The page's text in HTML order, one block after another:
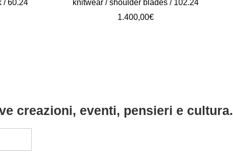
/ 60.24
knitwear / shoulder blades / 102.24
1.400,00€
creazioni, eventi, pensieri e cultura.